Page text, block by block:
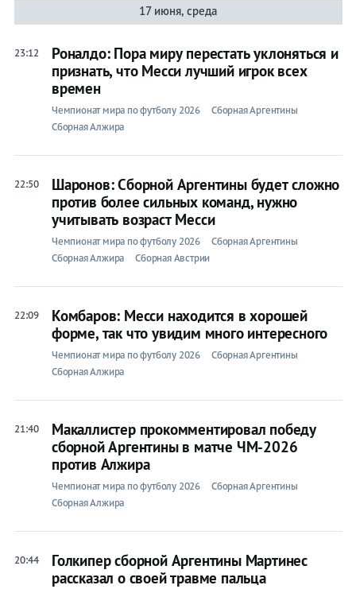
17 июня, среда
23:12
Роналдо: Пора миру перестать уклоняться и
признать, что Месси лучший игрок всех
времен
Чемпионат мира по футболу 2026
Сборная Аргентины
Сборная Алжира
22:50
Шаронов: Сборной Аргентины будет сложно
против более сильных команд, нужно
учитывать возраст Месси
Чемпионат мира по футболу 2026
Сборная Аргентины
Сборная Алжира
Сборная Австрии
22:09
Комбаров: Месси находится в хорошей
форме, так что увидим много интересного
Чемпионат мира по футболу 2026
Сборная Аргентины
Сборная Алжира
21:40
Макаллистер прокомментировал победу
сборной Аргентины в матче ЧМ-2026
против Алжира
Чемпионат мира по футболу 2026
Сборная Аргентины
Сборная Алжира
20:44
Голкипер сборной Аргентины Мартинес
рассказал о своей травме пальца